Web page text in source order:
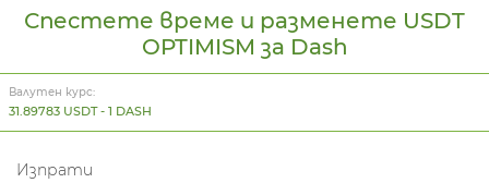
Спестете време и разменете USDT
OPTIMISM за Dash
Валутен курс:
31.89783 USDT - 1 DASH
Изпрати